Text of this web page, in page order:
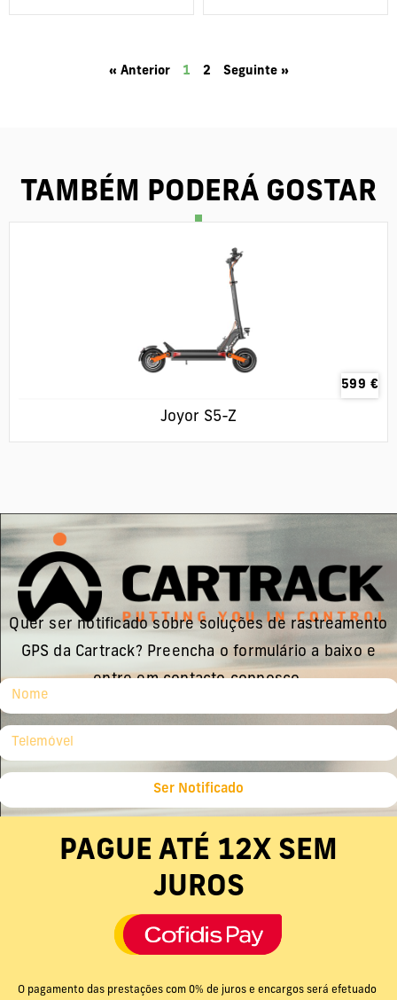
« Anterior 1 2 Seguinte »
TAMBÉM PODERÁ GOSTAR
599 €
Joyor S5-Z
Quer ser notificado sobre soluções de rastreamento
GPS da Cartrack? Preencha o formulário a baixo e
entre em contacto connosco.
Ser Notificado
PAGUE ATÉ 12X SEM
JUROS
O pagamento das prestações com 0% de juros e encargos será efetuado